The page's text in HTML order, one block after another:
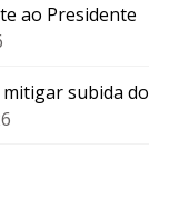
ao Presidente
subida do